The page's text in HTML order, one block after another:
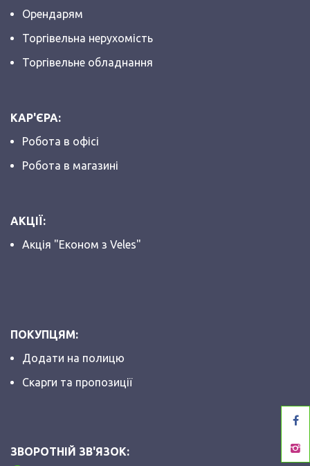
Орендарям
Торгівельна нерухомість
Торгівельне обладнання
КАР'ЄРА:
Робота в офісі
Робота в магазині
АКЦІЇ:
Акція "Економ з Veles"
ПОКУПЦЯМ:
Додати на полицю
Скарги та пропозиції
ЗВОРОТНІЙ ЗВ'ЯЗОК: